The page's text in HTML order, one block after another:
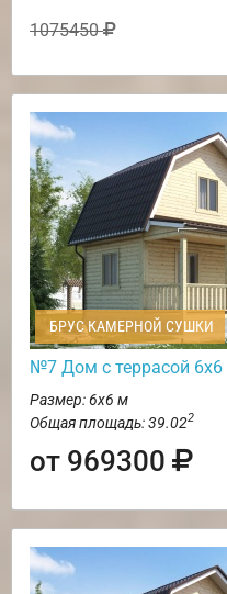
1075450
БРУС КАМЕРНОЙ СУШКИ
№7 Дом с террасой 6х6
Размер: 6х6 м
Общая площадь: 39.022
от 969300